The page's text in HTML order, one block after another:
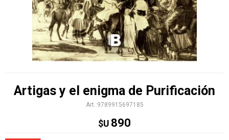
Artigas y el enigma de Purificación
9789915697185
$U 890